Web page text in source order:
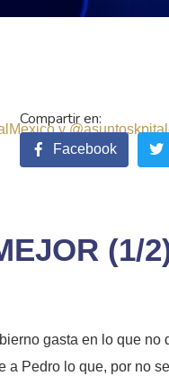
y
(1/
gasta en lo que
Pedro lo que, por no
Facebook